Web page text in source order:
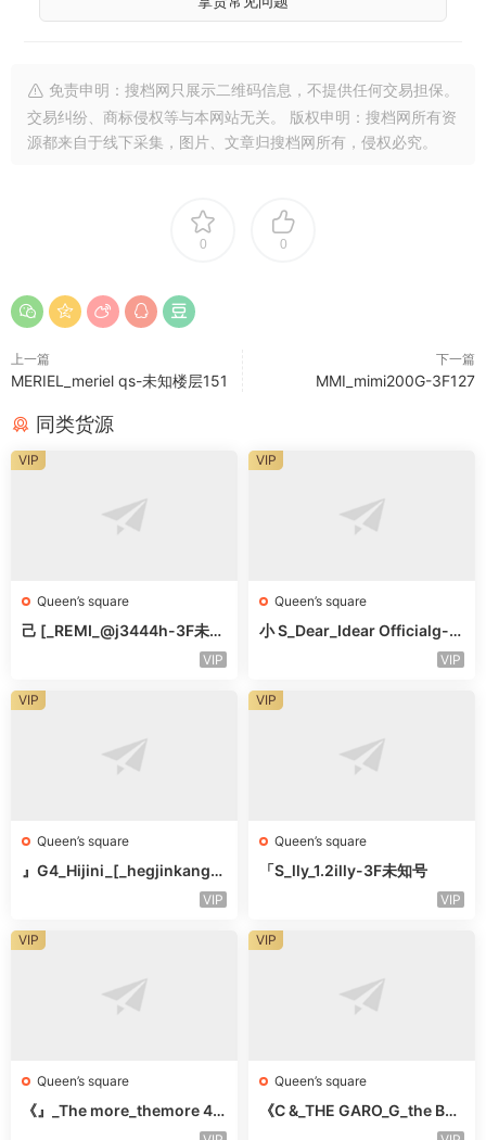
免责申明：搜档网只展示二维码信息，不提供任何交易担保。
交易纠纷、商标侵权等与本网站无关。 版权申明：搜档网所有资
源都来自于线下采集，图片、文章归搜档网所有，侵权必究。
0 0
上一篇
MERIEL_meriel qs-未知楼层151
下一篇
MMI_mimi200G-3F127
同类货源
Queen’s square
己 [_REMI_@j3444h-3F未知
VIP
VIP
Queen’s square
小 S_Dear_Idear Officialg-3
VIP
VIP
Queen’s square
』G4_Hijini_[_hegjinkang-
VIP
VIP
Queen’s square
「S_lly_1.2illy-3F未知号
VIP
VIP
Queen’s square
《』_The more_themore 41
VIP
Queen’s square
《C &_THE GARO_G_the Bar
VIP